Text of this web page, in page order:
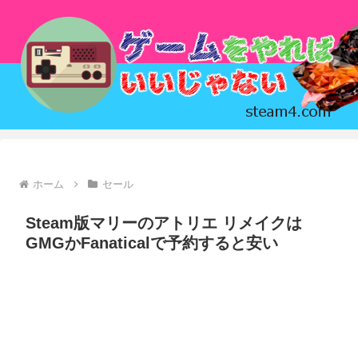
ホーム セール
Steam版マリーのアトリエ リメイクは
GMGかFanaticalで予約すると安い